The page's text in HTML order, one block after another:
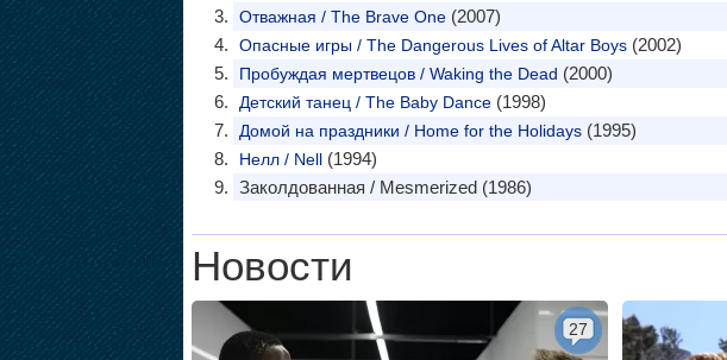
Отважная / The Brave One(2007)
Опасные игры / The Dangerous Lives of Altar Boys(2002)
Пробуждая мертвецов / Waking the Dead (2000)
Детский танец / The Baby Dance(1998)
Домой на праздники / Home for the Holidays(1995)
Нелл / Nell(1994)
Заколдованная / Mesmerized (1986)
Новости
27